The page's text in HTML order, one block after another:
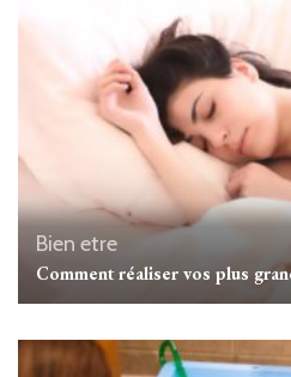
Bien etre
Comment réaliser vos plus